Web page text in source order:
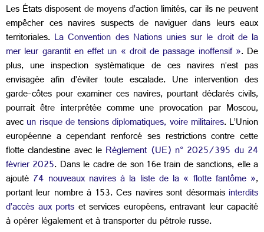
Les États disposent de moyens d’action limités, car ils ne peuvent
empêcher ces navires suspects de naviguer dans leurs eaux
territoriales. La Convention des Nations unies sur le droit de la
mer leur garantit en effet un « droit de passage inoffensif ». De
plus, une inspection systématique de ces navires n’est pas
envisagée afin d’éviter toute escalade. Une intervention des
garde-côtes pour examiner ces navires, pourtant déclarés civils,
pourrait être interprétée comme une provocation par Moscou,
avecun risque de tensions diplomatiques, voire militaires.L’Union
européenne a cependant renforcé ses restrictions contre cette
flotte clandestine avec le Règlement (UE) n° 2025/395 du 24
février 2025. Dans le cadre de son 16e train de sanctions, elle a
ajouté 74 nouveaux navires à la liste de la « flotte fantôme »,
portant leur nombre à 153. Ces navires sont désormais interdits
d’accès aux ports et services européens, entravant leur capacité
à opérer légalement et à transporter du pétrole russe.